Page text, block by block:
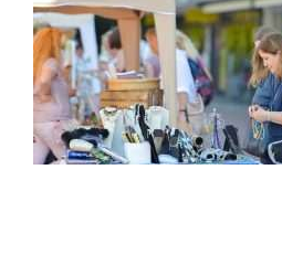
Impressionen
Über uns
SUCHE